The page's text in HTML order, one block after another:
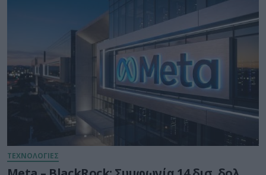
ΤΕΧΝΟΛΟΓΙΕΣ